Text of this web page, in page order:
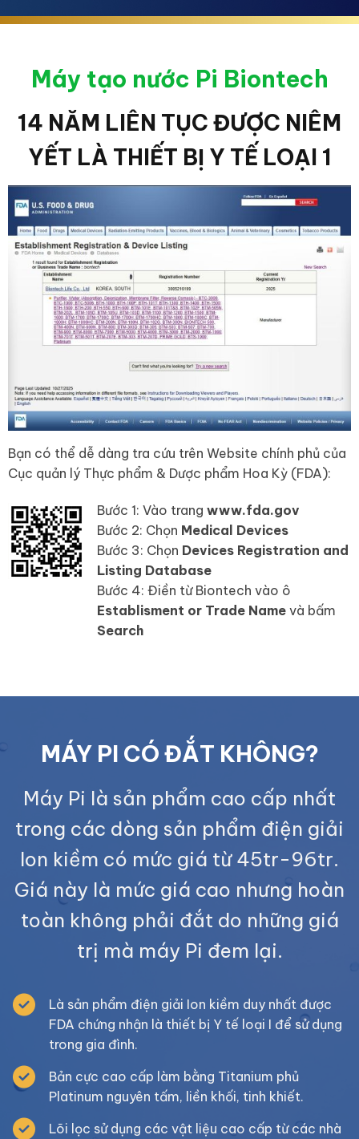
Máy tạo nước Pi Biontech
14 NĂM LIÊN TỤC ĐƯỢC NIÊM
YẾT LÀ THIẾT BỊ Y TẾ LOẠI 1
Bạn có thể dễ dàng tra cứu trên Website chính phủ của
Cục quản lý Thực phẩm & Dược phẩm Hoa Kỳ (FDA):
Bước 1: Vào trang www.fda.gov
Bước 2: Chọn Medical Devices
Bước 3: Chọn Devices Registration and
Listing Database
Bước 4: Điền từ Biontech vào ô
Establisment or Trade Namevà bấm
Search
MÁY PI CÓ ĐẮT KHÔNG?
Máy Pi là sản phẩm cao cấp nhất
trong các dòng sản phẩm điện giải
Ion kiềm có mức giá từ 45tr-96tr.
Giá này là mức giá cao nhưng hoàn
toàn không phải đắt do những giá
trị mà máy Pi đem lại.
Là sản phẩm điện giải Ion kiềm duy nhất được
FDA chứng nhận là thiết bị Y tế loại I để sử dụng
trong gia đình.
Bản cực cao cấp làm bằng Titanium phủ
Platinum nguyên tấm, liền khối, tinh khiết.
Lõi lọc sử dụng các vật liệu cao cấp từ các nhà